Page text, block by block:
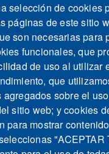
selección de cookies
páginas de este sitio
son necesarias para
funcionales, que
de uso al utilizar
que
agregados sobre el
sitio web; y cookies
para mostrar
"ACEPTAR